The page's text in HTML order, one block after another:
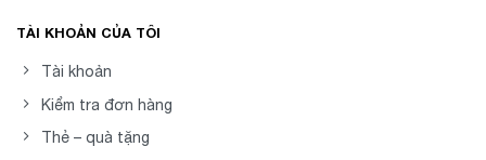
TÀI KHOẢN CỦA TÔI
Tài khoản
Kiểm tra đơn hàng
Thẻ – quà tặng